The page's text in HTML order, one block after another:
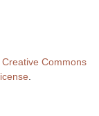
Creative Commons
.